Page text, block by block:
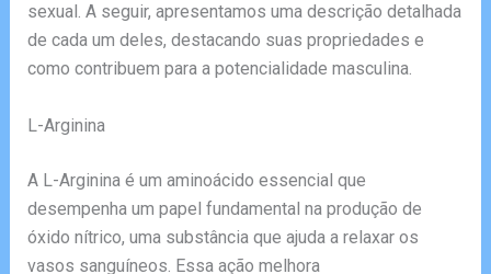
sexual. A seguir, apresentamos uma descrição detalhada
de cada um deles, destacando suas propriedades e
como contribuem para a potencialidade masculina.
L-Arginina
A L-Arginina é um aminoácido essencial que
desempenha um papel fundamental na produção de
óxido nítrico, uma substância que ajuda a relaxar os
vasos sanguíneos. Essa ação melhora